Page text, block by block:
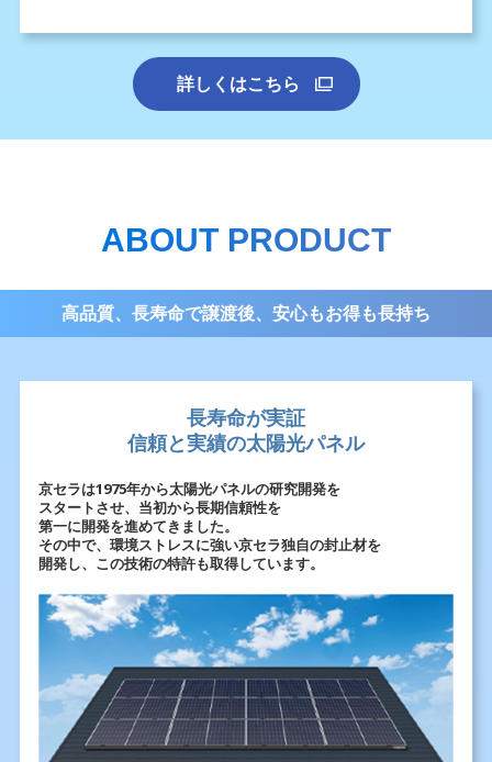
詳しくはこちら
ABOUT PRODUCT
高品質、長寿命で譲渡後、安心もお得も長持ち
長寿命が実証
信頼と実績の太陽光パネル
京セラは1975年から太陽光パネルの研究開発を
スタートさせ、当初から長期信頼性を
第一に開発を進めてきました。
その中で、環境ストレスに強い京セラ独自の封止材を
開発し、この技術の特許も取得しています。